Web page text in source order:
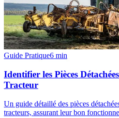
Guide Pratique6 min
Identifier les Pièces
Tracteur
Un guide détaillé des pièces
tracteurs, assurant leur bon